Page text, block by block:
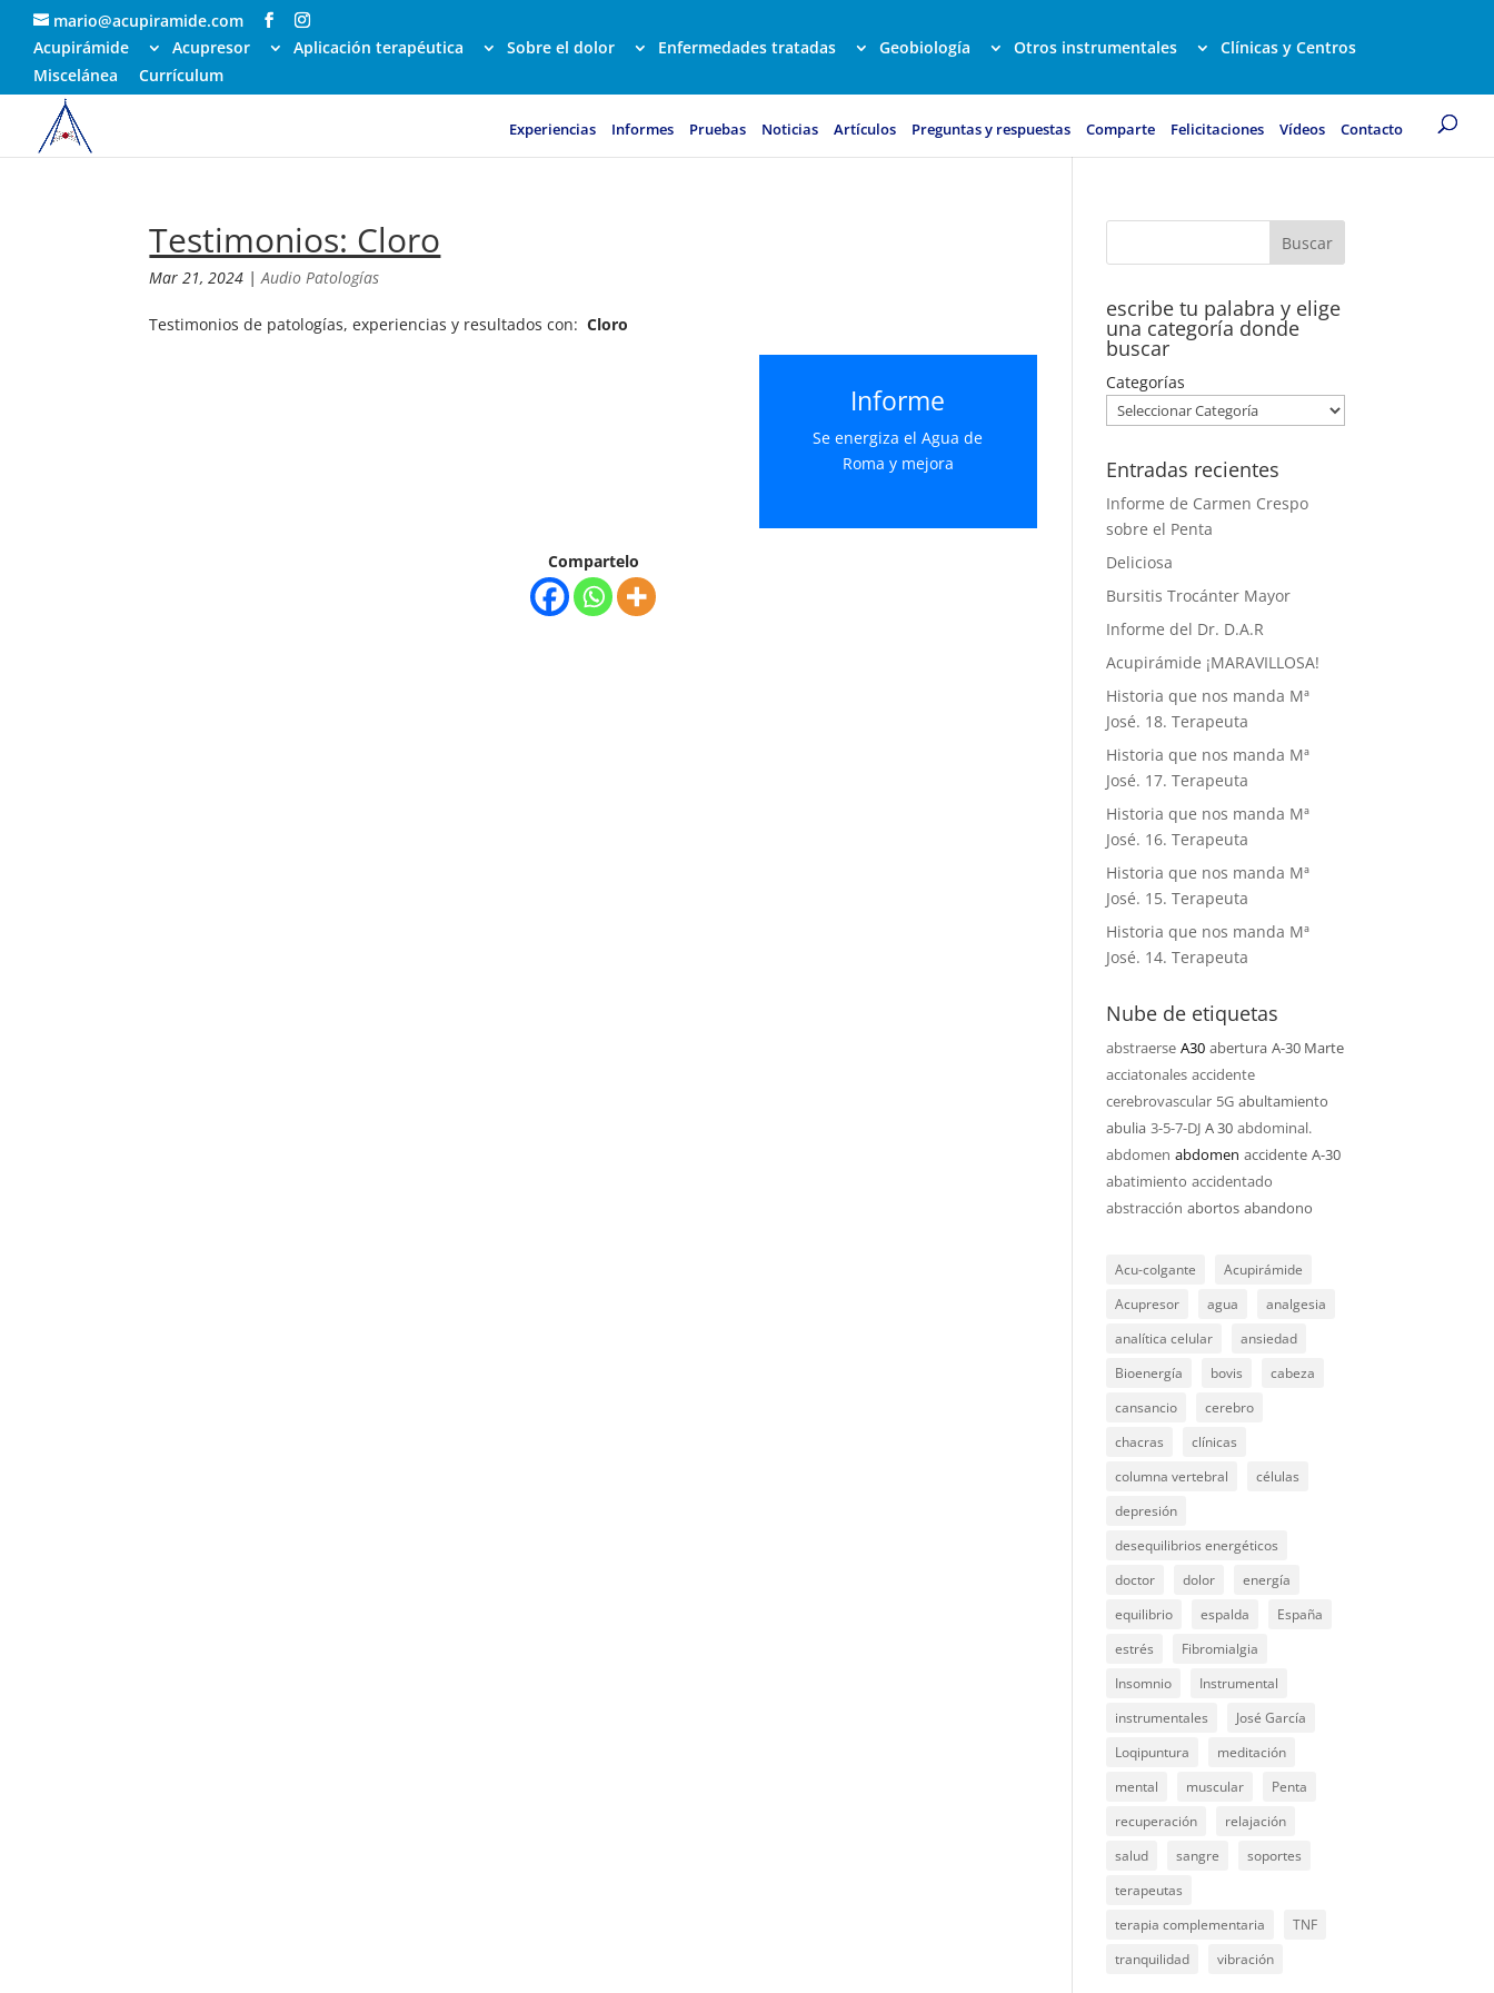
mario@acupiramide.com
Acupirámide
Acupresor Aplicación terapéutica Sobre el dolor Enfermedades tratadas Geobiología Otros instrumentales
Clínicas y Centros
Miscelánea
Currículum
Experiencias Informes Pruebas Noticias Artículos Preguntas y respuestas Comparte Felicitaciones Vídeos Contacto
Testimonios: Cloro
Mar 21, 2024 |Audio Patologías
Testimonios de patologías, experiencias y resultados con: Cloro
Informe
Se energiza el Agua de
Roma y mejora
Compartelo
escribe tu palabra y elige
una categoría donde
buscar
Categorías
Entradas recientes
Informe de Carmen Crespo
sobre el Penta
Deliciosa
Bursitis Trocánter Mayor
Informe del Dr. D.A.R
Acupirámide ¡MARAVILLOSA!
Historia que nos manda Mª
José. 18. Terapeuta
Historia que nos manda Mª
José. 17. Terapeuta
Historia que nos manda Mª
José. 16. Terapeuta
Historia que nos manda Mª
José. 15. Terapeuta
Historia que nos manda Mª
José. 14. Terapeuta
Nube de etiquetas
abstraerse A30 abertura A-30 Marte
acciatonales accidente
cerebrovascular 5G abultamiento
abulia 3-5-7-DJ A 30 abdominal.
abdomen abdomen accidente A-30
abatimiento accidentado
abstracción abortos abandono
Acu-colgante
Acupirámide
Acupresor
agua
analgesia
analítica celular
ansiedad
Bioenergía
bovis
cabeza
cansancio
cerebro
chacras
clínicas
columna vertebral
células
depresión
desequilibrios energéticos
doctor
dolor
energía
equilibrio
espalda
España
estrés
Fibromialgia
Insomnio
Instrumental
instrumentales
José García
Loqipuntura
meditación
mental
muscular
Penta
recuperación
relajación
salud
sangre
soportes
terapeutas
terapia complementaria
TNF
tranquilidad
vibración